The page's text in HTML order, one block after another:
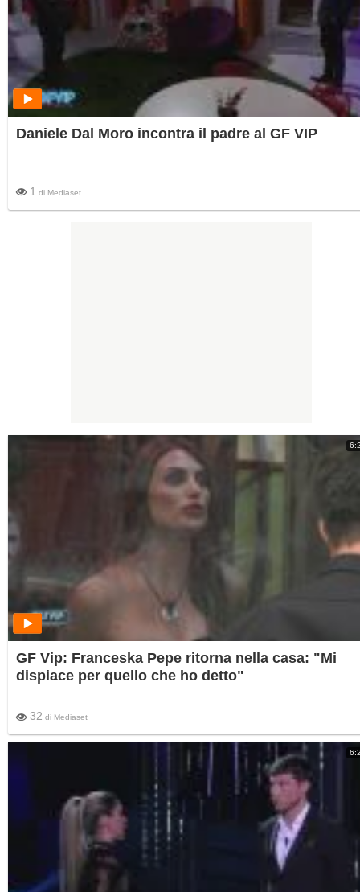
Daniele Dal Moro incontra il padre al GF VIP
1 di Mediaset
GF Vip: Franceska Pepe ritorna nella casa: "Mi
dispiace per quello che ho detto"
32 di Mediaset